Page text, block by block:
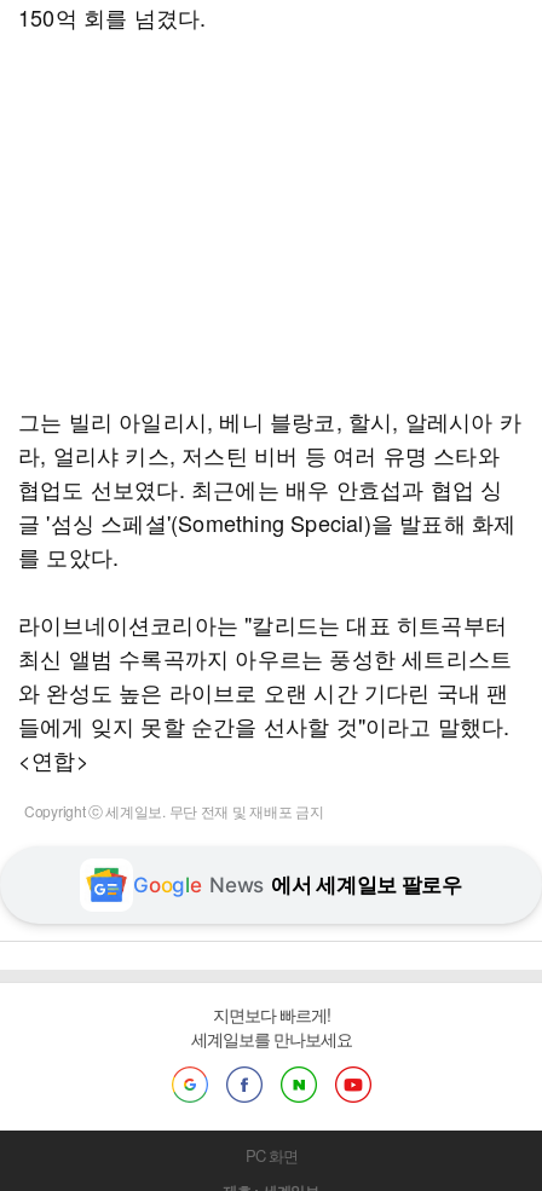
150억 회를 넘겼다.
그는 빌리 아일리시, 베니 블랑코, 할시, 알레시아 카
라, 얼리샤 키스, 저스틴 비버 등 여러 유명 스타와
협업도 선보였다. 최근에는 배우 안효섭과 협업 싱
글 '섬싱 스페셜'(Something Special)을 발표해 화제
를 모았다.
라이브네이션코리아는 "칼리드는 대표 히트곡부터
최신 앨범 수록곡까지 아우르는 풍성한 세트리스트
와 완성도 높은 라이브로 오랜 시간 기다린 국내 팬
들에게 잊지 못할 순간을 선사할 것"이라고 말했다.
<연합>
Copyright ⓒ 세계일보. 무단 전재 및 재배포 금지
Google News 에서 세계일보 팔로우
지면보다 빠르게!
세계일보를 만나보세요
PC 화면